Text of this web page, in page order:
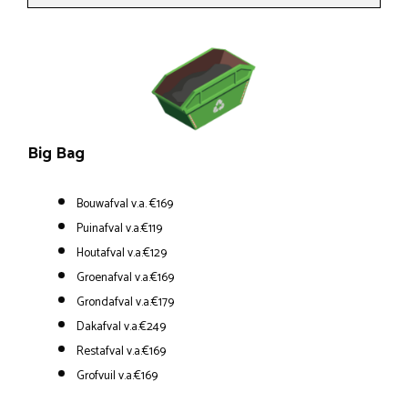
Big Bag
Bouwafval v.a. €169
Puinafval v.a.€119
Houtafval v.a.€129
Groenafval v.a.€169
Grondafval v.a.€179
Dakafval v.a.€249
Restafval v.a.€169
Grofvuil v.a.€169